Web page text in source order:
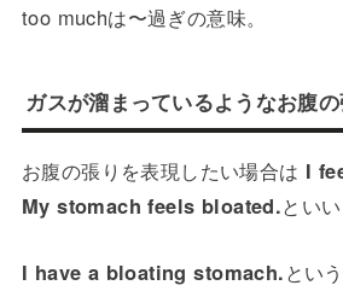
too muchは〜過ぎの意味。
ガスが溜まっているようなお腹の
お腹の張りを表現したい場合は I
My stomach feels bloated.といい
I have a bloating stomach.とい